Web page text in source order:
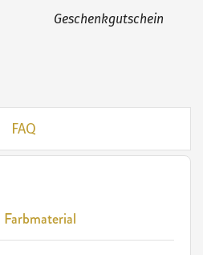
Geschenkgutschein
FAQ
Farbmaterial